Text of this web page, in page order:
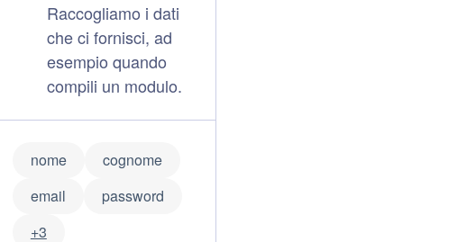
Raccogliamo i dati
che ci fornisci, ad
esempio quando
compili un modulo.
nome
cognome
email
password
+3